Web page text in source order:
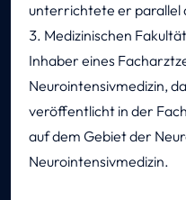
unterrichtete er parallel
3. Medizinischen
Inhaber eines
Neurointensivmedizin,
veröffentlicht in der
auf dem Gebiet der
Neurointensivmedizin.